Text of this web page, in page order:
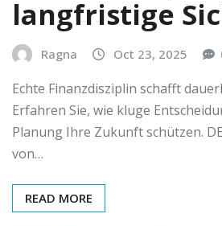
langfristige
Ragna Oct 23, 2025
Echte Finanzdisziplin schafft
Erfahren Sie, wie kluge
Planung Ihre Zukunft schützen.
von…
READ MORE